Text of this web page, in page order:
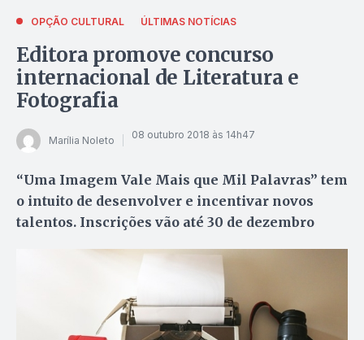
OPÇÃO CULTURAL ÚLTIMAS NOTÍCIAS
Editora promove concurso
internacional de Literatura e
Fotografia
Marília Noleto 08 outubro 2018 às 14h47
“Uma Imagem Vale Mais que Mil Palavras” tem
o intuito de desenvolver e incentivar novos
talentos. Inscrições vão até 30 de dezembro